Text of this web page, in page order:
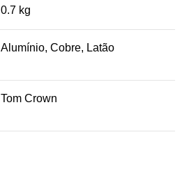
0.7 kg
Alumínio, Cobre, Latão
Tom Crown